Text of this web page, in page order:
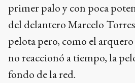
primer palo y con poca
del delantero Marcelo
pelota pero, como el
no reaccionó a tiempo, la
fondo de la red.